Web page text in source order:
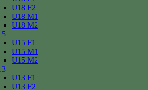
U18 F2
U18 M1
U18 M2
U15 F1
U15 M1
U15 M2
U13 F1
U13 F2